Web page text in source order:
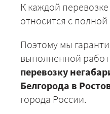
К каждой
относится с
Поэтому мы
выполненной
перевозку
Белгорода в
города России.